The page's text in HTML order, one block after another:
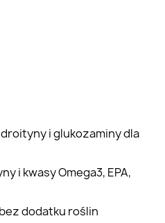
i glukozaminy dla
i kwasy Omega3, EPA,
dodatku roślin